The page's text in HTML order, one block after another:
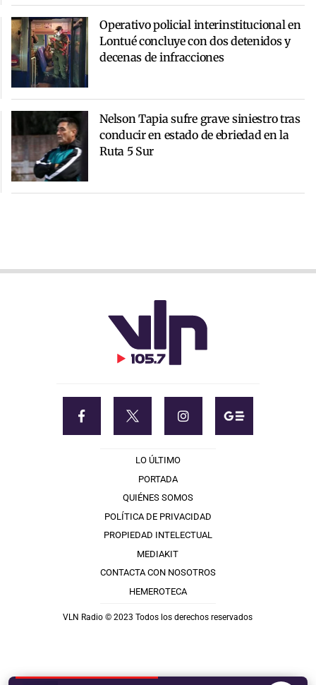
Operativo policial interinstitucional en
Lontué concluye con dos detenidos y
decenas de infracciones
Nelson Tapia sufre grave siniestro tras
conducir en estado de ebriedad en la
Ruta 5 Sur
LO ÚLTIMO
PORTADA
QUIÉNES SOMOS
POLÍTICA DE PRIVACIDAD
PROPIEDAD INTELECTUAL
MEDIAKIT
CONTACTA CON NOSOTROS
HEMEROTECA
VLN Radio © 2023 Todos los derechos reservados